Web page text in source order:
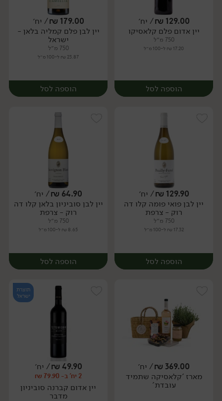
יח׳ יח׳
129.00
₪/ יח׳
יין אדום פלם קלאסיקו
750 מ״ל
17.20 ₪ ל-100 מ״ל
הוספה לסל
יח׳
179.00
₪/ יח׳
יין לבן פלם קמליה בלאן -
ישראל
750 מ״ל
23.87 ₪ ל-100 מ״ל
הוספה לסל
יח׳
129.90
₪/ יח׳
יין לבן פואי פומה קלו דה
רוק - צרפת
750 מ״ל
17.32 ₪ ל-100 מ״ל
הוספה לסל
יח׳
64.90
₪/ יח׳
יין לבן סוביניון בלאן קלו דה
רוק - צרפת
750 מ״ל
8.65 ₪ ל-100 מ״ל
הוספה לסל
יח׳
369.00
₪/ יח׳
מארז 'קלאסיקה שתמיד
עובדת'
תוצרת
ישראל
49.90
₪/ יח׳
2 יח' ב- 79.90 ₪
יין אדום קברנה סוביניון
מדבר